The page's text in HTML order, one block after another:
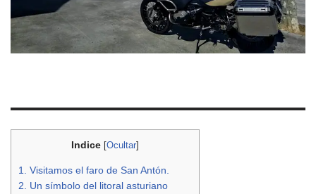
Indice [Ocultar]
1.
Visitamos el faro de San Antón.
2.
Un símbolo del litoral asturiano